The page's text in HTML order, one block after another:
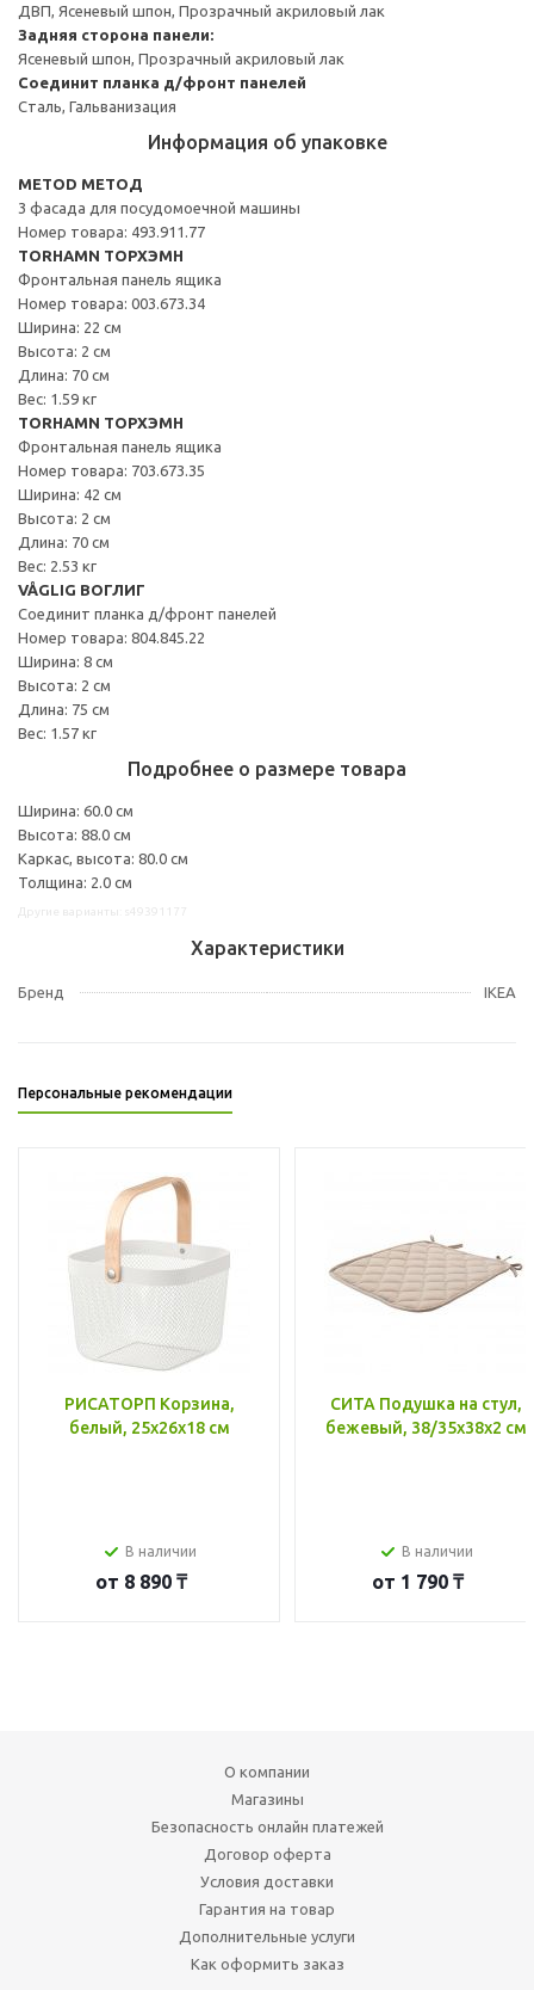
ДВП, Ясеневый шпон, Прозрачный акриловый лак
Задняя сторона панели:
Ясеневый шпон, Прозрачный акриловый лак
Соединит планка д/фронт панелей
Сталь, Гальванизация
Информация об упаковке
METOD МЕТОД
3 фасада для посудомоечной машины
Номер товара: 493.911.77
TORHAMN ТОРХЭМН
Фронтальная панель ящика
Номер товара: 003.673.34
Ширина: 22 см
Высота: 2 см
Длина: 70 см
Вес: 1.59 кг
TORHAMN ТОРХЭМН
Фронтальная панель ящика
Номер товара: 703.673.35
Ширина: 42 см
Высота: 2 см
Длина: 70 см
Вес: 2.53 кг
VÅGLIG ВОГЛИГ
Соединит планка д/фронт панелей
Номер товара: 804.845.22
Ширина: 8 см
Высота: 2 см
Длина: 75 см
Вес: 1.57 кг
Подробнее о размере товара
Ширина: 60.0 см
Высота: 88.0 см
Каркас, высота: 80.0 см
Толщина: 2.0 см
Характеристики
Бренд IKEA
Персональные рекомендации
РИСАТОРП Корзина,
белый, 25x26x18 см
В наличии
от 8 890 ₸
СИТА Подушка на стул,
бежевый, 38/35x38x2 см
В наличии
от 1 790 ₸
О компании
Магазины
Безопасность онлайн платежей
Договор оферта
Условия доставки
Гарантия на товар
Дополнительные услуги
Как оформить заказ